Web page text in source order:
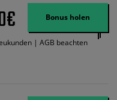
und Ausnahmen. Der Bonus-
benutzt werden, jedoch
Bonus holen
| AGB beachten